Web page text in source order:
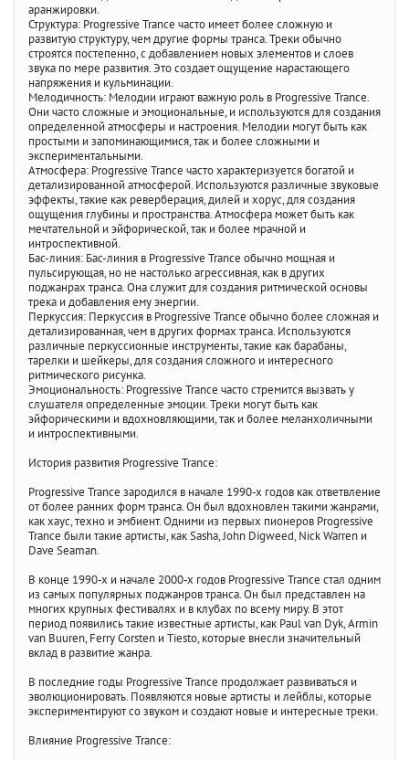
аранжировки.
Структура: Progressive Trance часто имеет более сложную и
развитую структуру, чем другие формы транса. Треки обычно
строятся постепенно, с добавлением новых элементов и слоев
звука по мере развития. Это создает ощущение нарастающего
напряжения и кульминации.
Мелодичность: Мелодии играют важную роль в Progressive Trance.
Они часто сложные и эмоциональные, и используются для создания
определенной атмосферы и настроения. Мелодии могут быть как
простыми и запоминающимися, так и более сложными и
экспериментальными.
Атмосфера: Progressive Trance часто характеризуется богатой и
детализированной атмосферой. Используются различные звуковые
эффекты, такие как реверберация, дилей и хорус, для создания
ощущения глубины и пространства. Атмосфера может быть как
мечтательной и эйфорической, так и более мрачной и
интроспективной.
Бас-линия: Бас-линия в Progressive Trance обычно мощная и
пульсирующая, но не настолько агрессивная, как в других
поджанрах транса. Она служит для создания ритмической основы
трека и добавления ему энергии.
Перкуссия: Перкуссия в Progressive Trance обычно более сложная и
детализированная, чем в других формах транса. Используются
различные перкуссионные инструменты, такие как барабаны,
тарелки и шейкеры, для создания сложного и интересного
ритмического рисунка.
Эмоциональность: Progressive Trance часто стремится вызвать у
слушателя определенные эмоции. Треки могут быть как
эйфорическими и вдохновляющими, так и более меланхоличными
и интроспективными.
История развития Progressive Trance:
Progressive Trance зародился в начале 1990-х годов как ответвление
от более ранних форм транса. Он был вдохновлен такими жанрами,
как хаус, техно и эмбиент. Одними из первых пионеров Progressive
Trance были такие артисты, как Sasha, John Digweed, Nick Warren и
Dave Seaman.
В конце 1990-х и начале 2000-х годов Progressive Trance стал одним
из самых популярных поджанров транса. Он был представлен на
многих крупных фестивалях и в клубах по всему миру. В этот
период появились такие известные артисты, как Paul van Dyk, Armin
van Buuren, Ferry Corsten и Tiesto, которые внесли значительный
вклад в развитие жанра.
В последние годы Progressive Trance продолжает развиваться и
эволюционировать. Появляются новые артисты и лейблы, которые
экспериментируют со звуком и создают новые и интересные треки.
Влияние Progressive Trance: